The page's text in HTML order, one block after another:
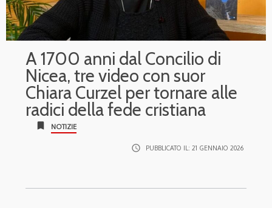
A 1700 anni dal Concilio di
Nicea, tre video con suor
Chiara Curzel per tornare alle
radici della fede cristiana
bookmark NOTIZIE
access_time PUBBLICATO IL: 21 GENNAIO 2026